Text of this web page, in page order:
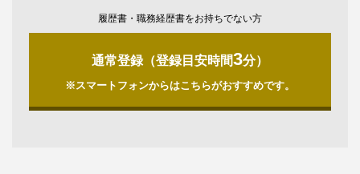
履歴書・職務経歴書をお持ちでない方
通常登録（登録目安時間3分）
※スマートフォンからはこちらがおすすめです。